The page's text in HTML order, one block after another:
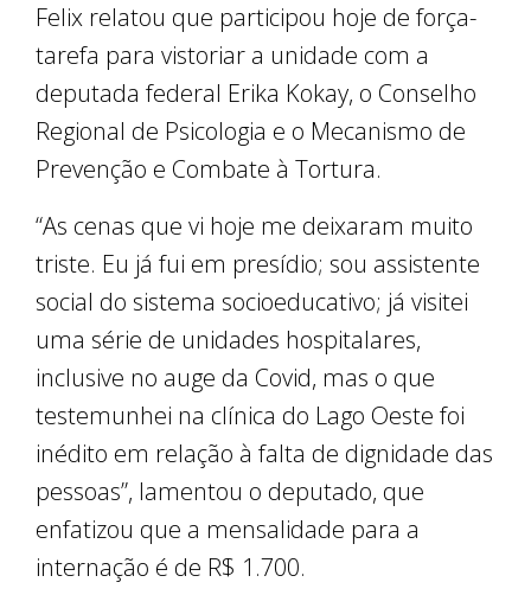
Felix relatou que participou hoje de força-
tarefa para vistoriar a unidade com a
deputada federal Erika Kokay, o Conselho
Regional de Psicologia e o Mecanismo de
Prevenção e Combate à Tortura.
“As cenas que vi hoje me deixaram muito
triste. Eu já fui em presídio; sou assistente
social do sistema socioeducativo; já visitei
uma série de unidades hospitalares,
inclusive no auge da Covid, mas o que
testemunhei na clínica do Lago Oeste foi
inédito em relação à falta de dignidade das
pessoas”, lamentou o deputado, que
enfatizou que a mensalidade para a
internação é de R$ 1.700.